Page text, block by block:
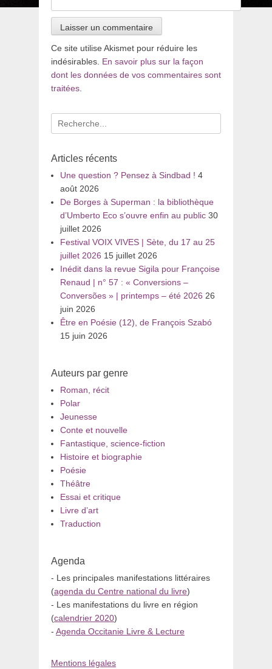
Ce site utilise Akismet pour réduire les
indésirables. En savoir plus sur la façon
dont les données de vos commentaires sont
traitées
Recherche
pour
Articles récents
Une question ? Pensez à Sindbad ! 4
août 2026
De Borges à Superman : la bibliothèque
d’Umberto Eco s’ouvre enfin au public 30
juillet 2026
Festival VOIX VIVES | Sète, du 17 au 25
juillet 2026 15 juillet 2026
Inédit dans la revue Sigila pour Françoise
Renaud | n° 57 : « Conversions –
Conversões » | printemps – été 2026 26
juin 2026
Être en Poésie (12), de François Szabó
15 juin 2026
Auteurs par genre
Roman, récit
Polar
Jeunesse
Conte et nouvelle
Fantastique, science-fiction
Histoire et biographie
Poésie
Théâtre
Essai et critique
Livre d’art
Traduction
Agenda
- Les principales manifestations littéraires
(agenda du Centre national du livre)
- Les manifestations du livre en région
(calendrier 2020)
- Agenda Occitanie Livre & Lecture
Mentions légales